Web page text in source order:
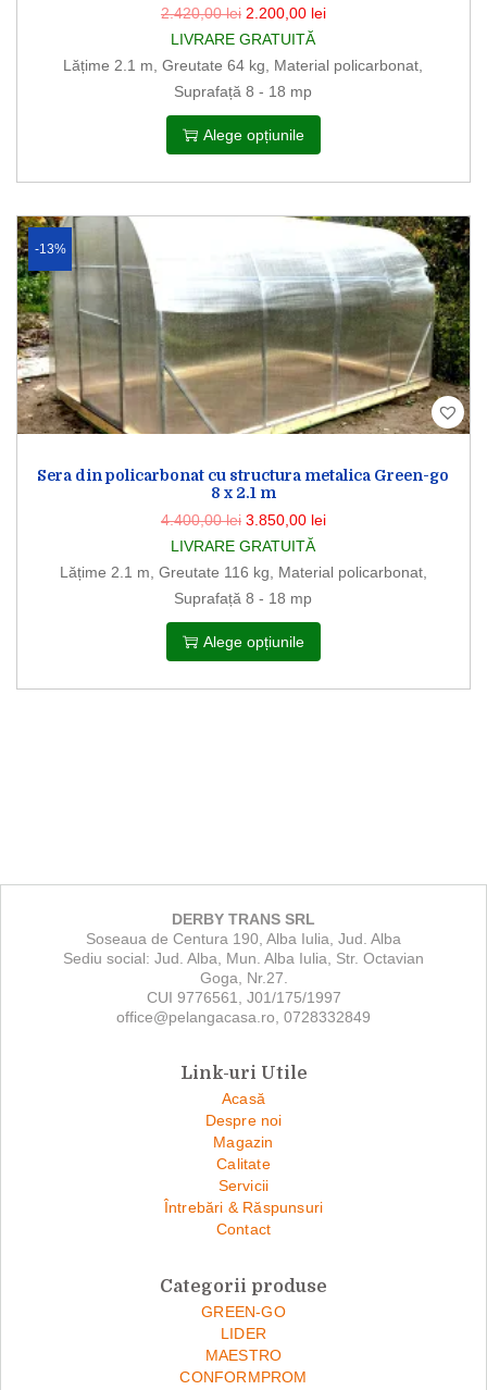
2.420,00lei 2.200,00 lei
LIVRARE GRATUITĂ
Lățime 2.1 m, Greutate 64 kg, Material policarbonat,
Suprafață 8 - 18 mp
Alege opțiunile
-13%
Sera din policarbonat cu structura metalica Green-go
8 x 2.1 m
4.400,00lei 3.850,00 lei
LIVRARE GRATUITĂ
Lățime 2.1 m, Greutate 116 kg, Material policarbonat,
Suprafață 8 - 18 mp
Alege opțiunile
DERBY TRANS SRL
Soseaua de Centura 190, Alba Iulia, Jud. Alba
Sediu social: Jud. Alba, Mun. Alba Iulia, Str. Octavian
Goga, Nr.27.
CUI 9776561, J01/175/1997
office@pelangacasa.ro, 0728332849
Link-uri Utile
Acasă
Despre noi
Magazin
Calitate
Servicii
Întrebări & Răspunsuri
Contact
Categorii produse
GREEN-GO
LIDER
MAESTRO
CONFORMPROM